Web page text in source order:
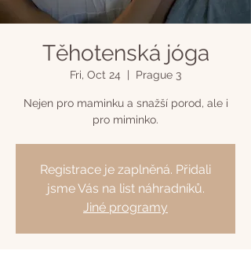
Těhotenská jóga
Fri, Oct 24 Prague 3
Nejen pro maminku a snažší porod, ale i
pro miminko.
Registrace je zaplněná. Přidali
jsme Vás na list náhradníků.
Jiné programy